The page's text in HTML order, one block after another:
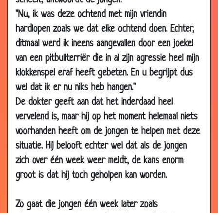
"Nu, ik was deze ochtend met mijn vriendin
hardlopen zoals we dat elke ochtend doen. Echter,
ditmaal werd ik ineens aangevallen door een joekel
van een pitbullterriër die in al zijn agressie heel mijn
klokkenspel eraf heeft gebeten. En u begrijpt dus
wel dat ik er nu niks heb hangen."
De dokter geeft aan dat het inderdaad heel
vervelend is, maar hij op het moment helemaal niets
voorhanden heeft om de jongen te helpen met deze
situatie. Hij belooft echter wel dat als de jongen
zich over één week weer meldt, de kans enorm
groot is dat hij toch geholpen kan worden.
Zo gaat die jongen één week later zoals
2019
onderzoek
30 Mar
2019
Toon Hermans - Mijn huisdokter 3.20
22 Mar
2019
Normaal? 1.85
19 Mar
2019
PIJN
23 Jan 2019 Advies van de dokter
2.86
13 Jan 2019
BMI
2.72
03 Jan 2019
Muren
2.74
21 Oct 2018
Evert Kwok - Catheter
05 Oct
Ik mankeer niks
27 Sep 2018 Riagg stagiare - Herman Finkers